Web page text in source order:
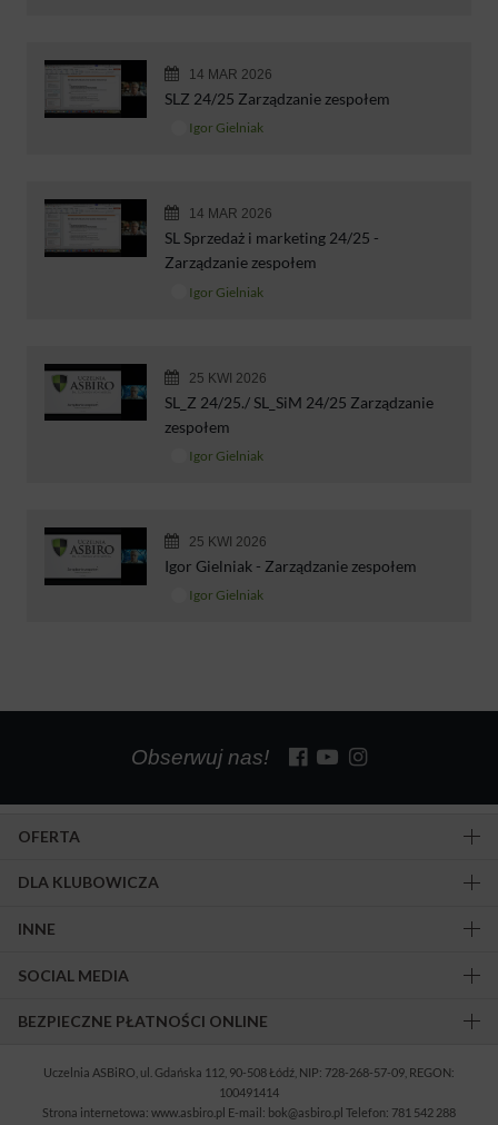
14 MAR 2026
SLZ 24/25 Zarządzanie zespołem
Igor Gielniak
14 MAR 2026
SL Sprzedaż i marketing 24/25 -
Zarządzanie zespołem
Igor Gielniak
25 KWI 2026
SL_Z 24/25./ SL_SiM 24/25 Zarządzanie
zespołem
Igor Gielniak
25 KWI 2026
Igor Gielniak - Zarządzanie zespołem
Igor Gielniak
Obserwuj nas!
OFERTA
DLA KLUBOWICZA
INNE
SOCIAL MEDIA
BEZPIECZNE PŁATNOŚCI ONLINE
Uczelnia ASBiRO, ul. Gdańska 112, 90-508 Łódź, NIP: 728-268-57-09, REGON:
100491414
Strona internetowa: www.asbiro.pl E-mail: bok@asbiro.pl Telefon: 781 542 288